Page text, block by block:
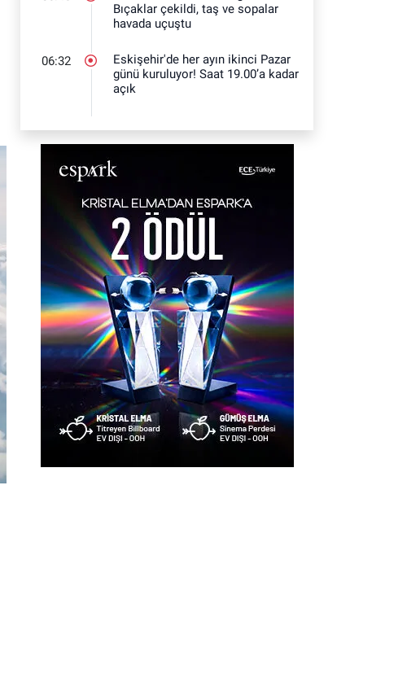
Bıçaklar çekildi, taş ve sopalar
havada uçuştu
06:32
Eskişehir'de her ayın ikinci Pazar
günü kuruluyor! Saat 19.00’a kadar
açık